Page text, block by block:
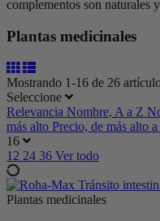
complementos son naturales
Plantas medicinales
Mostrando 1-16 de 26
Seleccione
Relevancia Nombre, A a Z
más alto Precio, de más alto
16
12 24 36 Ver todo
Plantas medicinales